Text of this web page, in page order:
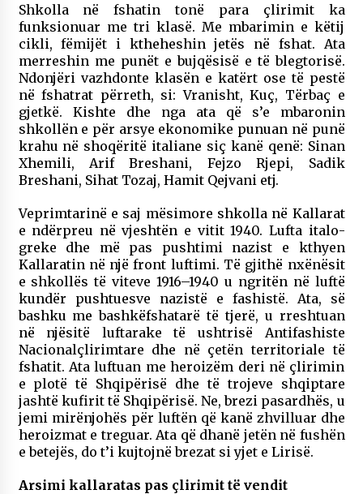
Shkolla në fshatin tonë para çlirimit ka
funksionuar me tri klasë. Me mbarimin e këtij
cikli, fëmijët i ktheheshin jetës në fshat. Ata
merreshin me punët e bujqësisë e të blegtorisë.
Ndonjëri vazhdonte klasën e katërt ose të pestë
në fshatrat përreth, si: Vranisht, Kuç, Tërbaç e
gjetkë. Kishte dhe nga ata që s’e mbaronin
shkollën e për arsye ekonomike punuan në punë
krahu në shoqëritë italiane siç kanë qenë: Sinan
Xhemili, Arif Breshani, Fejzo Rjepi, Sadik
Breshani, Sihat Tozaj, Hamit Qejvani etj.
Veprimtarinë e saj mësimore shkolla në Kallarat
e ndërpreu në vjeshtën e vitit 1940. Lufta italo-
greke dhe më pas pushtimi nazist e kthyen
Kallaratin në një front luftimi. Të gjithë nxënësit
e shkollës të viteve 1916–1940 u ngritën në luftë
kundër pushtuesve nazistë e fashistë. Ata, së
bashku me bashkëfshatarë të tjerë, u rreshtuan
në njësitë luftarake të ushtrisë Antifashiste
Nacionalçlirimtare dhe në çetën territoriale të
fshatit. Ata luftuan me heroizëm deri në çlirimin
e plotë të Shqipërisë dhe të trojeve shqiptare
jashtë kufirit të Shqipërisë. Ne, brezi pasardhës, u
jemi mirënjohës për luftën që kanë zhvilluar dhe
heroizmat e treguar. Ata që dhanë jetën në fushën
e betejës, do t’i kujtojnë brezat si yjet e Lirisë.
Arsimi kallaratas pas çlirimit të vendit